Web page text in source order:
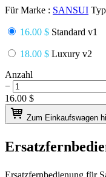
Für Marke : SANSUI
16.00 $ Standard v1
18.00 $ Luxury v2
Anzahl
−
16.00 $
Zum Einkaufswagen
Ersatzfernbedienung für